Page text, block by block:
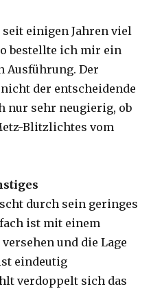
einigen Jahren viel
bestellte ich mir ein
Ausführung. Der
der entscheidende
nur sehr neugierig, ob
Blitzlichtes vom
durch sein geringes
ist mit einem
und die Lage
eindeutig
verdoppelt sich das